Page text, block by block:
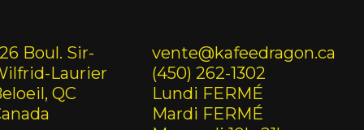
Boul. Sir-
Laurier
QC
vente@kafeedragon.ca
(450) 262-1302
Lundi FERMÉ
Mardi FERMÉ